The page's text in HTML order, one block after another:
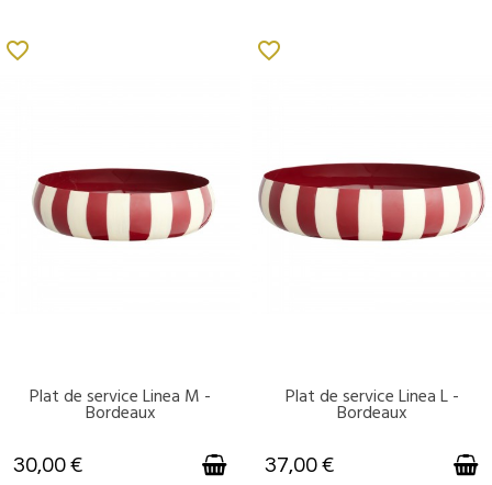
DISPONIBLE
favorite_border
Plat de service Linea M -
Bordeaux
30,00 €
DISPONIBLE
favorite_border
Plat de service Linea L -
Bordeaux
37,00 €